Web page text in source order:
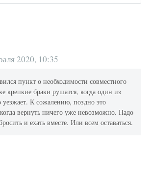
2020, 10:35
пункт о необходимости совместного
крепкие браки рушатся, когда один из
уезжает. К сожалению, поздно это
вернуть ничего уже невозможно. Надо
и ехать вместе. Или всем оставаться.